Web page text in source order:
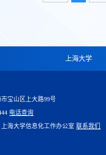
上海大学
宝山区上大路99号
电话查询
上海大学信息化工作办公室联系我们